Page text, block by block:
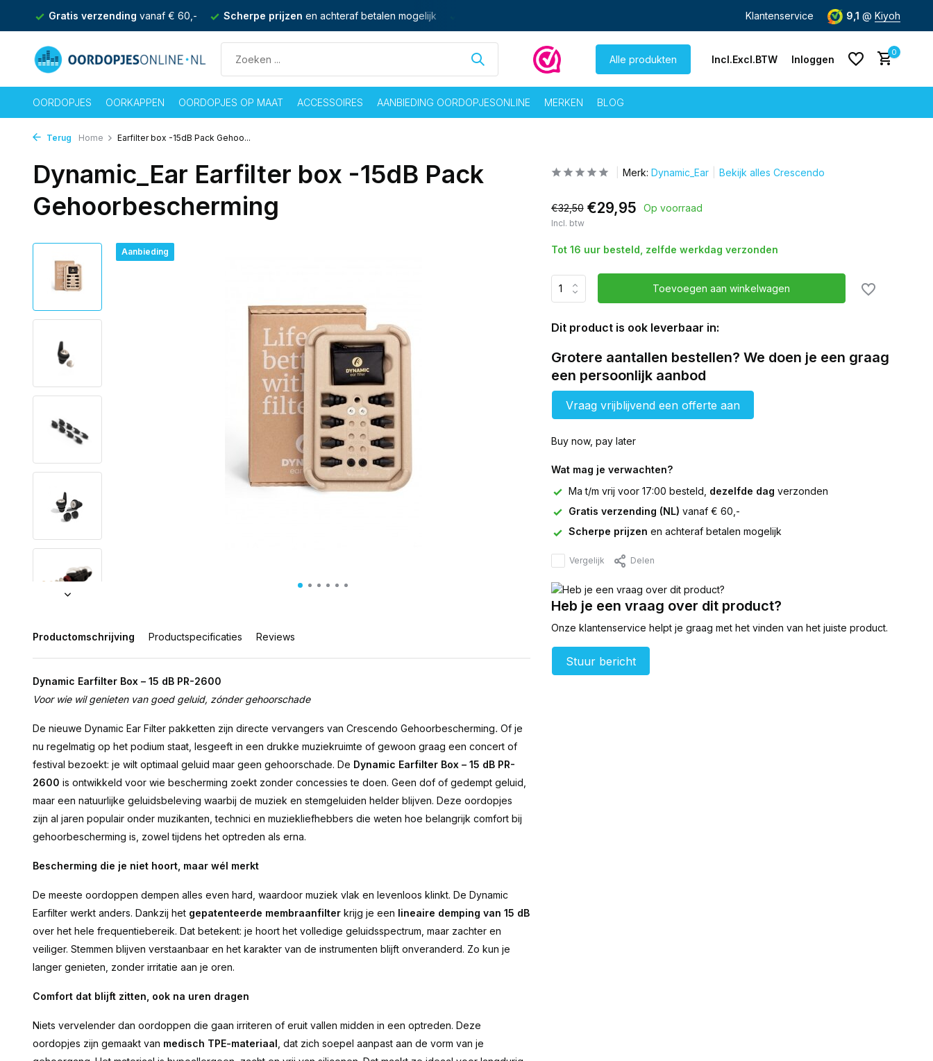
Gratis verzending vanaf € 60,- Scherpe prijzen en achteraf betalen mogelijk Gratis verzending vanaf € 60,-
Klantenservice 9,1 @ Kiyoh
Alle produkten Incl.Excl.BTW Inloggen
0
OORDOPJES OORKAPPEN OORDOPJES OP MAAT ACCESSOIRES AANBIEDING OORDOPJESONLINE MERKEN BLOG
Terug Home Earfilter box -15dB Pack Gehoo...
Dynamic_Ear Earfilter box -15dB Pack
Gehoorbescherming
Aanbieding
Productomschrijving Productspecificaties Reviews
Dynamic Earfilter Box – 15 dB PR-2600
Voor wie wil genieten van goed geluid, zónder gehoorschade
De nieuwe Dynamic Ear Filter pakketten zijn directe vervangers van Crescendo Gehoorbescherming. Of je
nu regelmatig op het podium staat, lesgeeft in een drukke muziekruimte of gewoon graag een concert of
festival bezoekt: je wilt optimaal geluid maar geen gehoorschade. De Dynamic Earfilter Box – 15 dB PR-
2600 is ontwikkeld voor wie bescherming zoekt zonder concessies te doen. Geen dof of gedempt geluid,
maar een natuurlijke geluidsbeleving waarbij de muziek en stemgeluiden helder blijven. Deze oordopjes
zijn al jaren populair onder muzikanten, technici en muziekliefhebbers die weten hoe belangrijk comfort bij
gehoorbescherming is, zowel tijdens het optreden als erna.
Bescherming die je niet hoort, maar wél merkt
De meeste oordoppen dempen alles even hard, waardoor muziek vlak en levenloos klinkt. De Dynamic
Earfilter werkt anders. Dankzij het gepatenteerde membraanfilter krijg je een lineaire demping van 15 dB
over het hele frequentiebereik. Dat betekent: je hoort het volledige geluidsspectrum, maar zachter en
veiliger. Stemmen blijven verstaanbaar en het karakter van de instrumenten blijft onveranderd. Zo kun je
langer genieten, zonder irritatie aan je oren.
Comfort dat blijft zitten, ook na uren dragen
Niets vervelender dan oordoppen die gaan irriteren of eruit vallen midden in een optreden. Deze
oordopjes zijn gemaakt van medisch TPE-materiaal , dat zich soepel aanpast aan de vorm van je
Merk: Dynamic_Ear Bekijk alles Crescendo
€32,50 €29,95 Op voorraad
Incl. btw
Tot 16 uur besteld, zelfde werkdag verzonden
Toevoegen aan winkelwagen
Dit product is ook leverbaar in:
Grotere aantallen bestellen? We doen je een graag
een persoonlijk aanbod
Vraag vrijblijvend een offerte aan
Buy now, pay later
Wat mag je verwachten?
Ma t/m vrij voor 17:00 besteld, dezelfde dag verzonden
Gratis verzending (NL) vanaf € 60,-
Scherpe prijzen en achteraf betalen mogelijk
Vergelijk Delen
Heb je een vraag over dit product?
Onze klantenservice helpt je graag met het vinden van het juiste product.
Stuur bericht